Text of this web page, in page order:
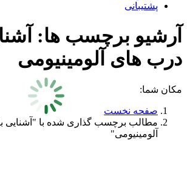
پشتیبانی
آرشیو برچسب ها:
درب های آلومینیومی
مکان شما:
صفحه نخست
مطالب برچسب گذاری شده با "آشنایی
آلومینیومی"